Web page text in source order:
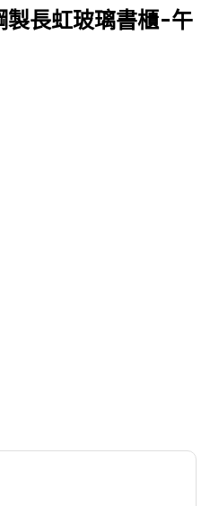
製長虹玻璃書櫃-午